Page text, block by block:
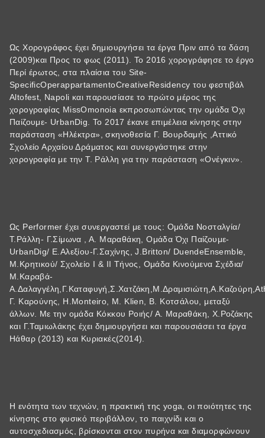
Ως Χορογράφος έχει δημιουργήσει τα έργα Πριν από τα δάση
(2009)και Προς το φως (2011). Το 2016 χορογράφησε το έργο
Περί έρωτος, στα πλαίσια του Site-
SpecificOperappartamentoCreativeResidency του φεστιβάλ
Altofest, Napoli και παρουσίασε το πρώτο μέρος της
χορογραφίας MissOmonoia εκπροσωπώντας την ομάδα Όχι
Παίζουμε- UrbanDig. Το 2017 έκανε επιμέλεια κίνησης στην
παράσταση «Ηλέκτρα», σκηνοθεσία Γ. Βουρδαμής ,Αττικό
Σχολείο Αρχαίου Δράματος και συνεργάστηκε στην
χορογραφία με την Τ. Ράλλη για την παράσταση «Ονέγκιν».
Ως Performer έχει συνεργαστεί με τους: Oμάδα Νοσταλγία/
Τ.Ράλλη- Γ.Σίμωνα , Α. Μαραθάκη, Ομάδα Όχι Παίζουμε-
UrbanDig/ Ε.Αλεξίου-Γ.Σαχίνης, J.Britton/ DuendeEnsemble,
Μ.Κρητικού/ Σχολείο Ι & ΙΙ Τήνος, Ομάδα Κινούμενα Σχέδια/
Μ.Καραβά-
Γ. Καρούνης, H.Monteiro, M. Klien, Β. Κοτσάλου, μεταξύ
άλλων. Με την ομάδα Κόκκου Ροιής/ Α. Μαραθάκη, Χ.Ροζάκης
και Γ.Ταμιωλάκης έχει δημιουργήσει και παρουσιάσει τα έργα
Ηάθαρ (2013) και Κυριακές(2014).
Η ενότητα των τεχνών, η πρακτική της yoga, οι ποιότητες της
κίνησης στο φυσικό περιβάλλον, το παιχνίδι και ο
αυτοσχεδιασμός, βρίσκονται στον πυρήνα και διαμορφώνουν